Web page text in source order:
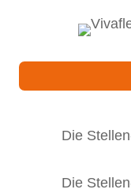
Die
Die